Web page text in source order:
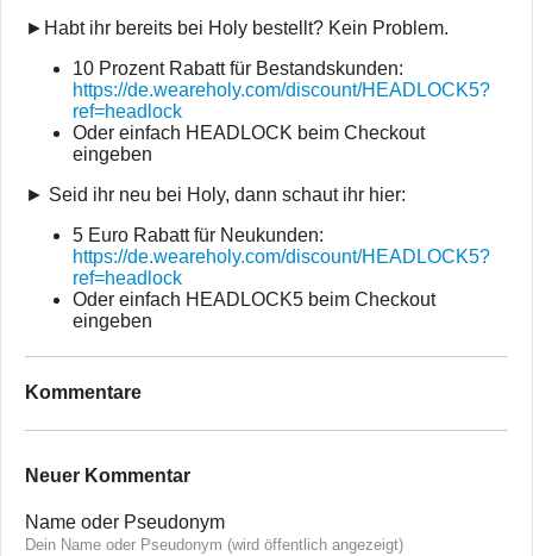
►Habt ihr bereits bei Holy bestellt? Kein Problem.
10 Prozent Rabatt für Bestandskunden:
https://de.weareholy.com/discount/HEADLOCK5?
ref=headlock
Oder einfach HEADLOCK beim Checkout
eingeben
► Seid ihr neu bei Holy, dann schaut ihr hier:
5 Euro Rabatt für Neukunden:
https://de.weareholy.com/discount/HEADLOCK5?
ref=headlock
Oder einfach HEADLOCK5 beim Checkout
eingeben
Kommentare
Neuer Kommentar
Name oder Pseudonym
Dein Name oder Pseudonym (wird öffentlich angezeigt)